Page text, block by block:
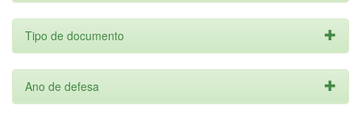
Tipo de documento
Ano de defesa